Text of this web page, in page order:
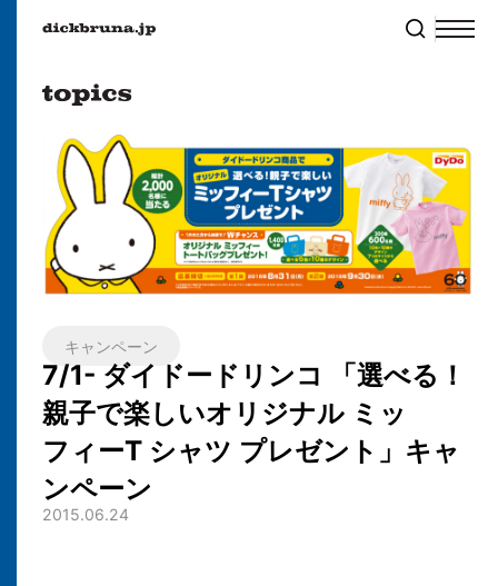
キャンペーン
7/1- ダイドードリンコ 「選べる！
親子で楽しいオリジナル ミッ
フィーT シャツ プレゼント」キャ
ンペーン
2015.06.24